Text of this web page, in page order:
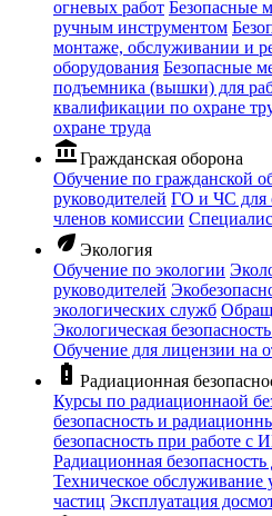
огневых работ Безопасные
ручным инструментом
монтаже, обслуживании и
оборудования Безопасные
подъемника (вышки) для
квалификации по охране
охране труда
account_balanceГражданская оборона
Обучение по гражданской
руководителей ГО и ЧС для
членов комиссии
eco Экология
Обучение по экологии
руководителей
экологических служб
Экологическая
Обучение для лицензии на
battery_alert Радиационная
Курсы по радиационнаой
безопасность и
безопасность при работе
Радиационная
Техническое обслуживание
частиц Эксплуатация